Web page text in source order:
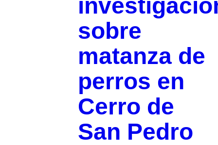
sobre
matanza de
perros en
Cerro de
San Pedro